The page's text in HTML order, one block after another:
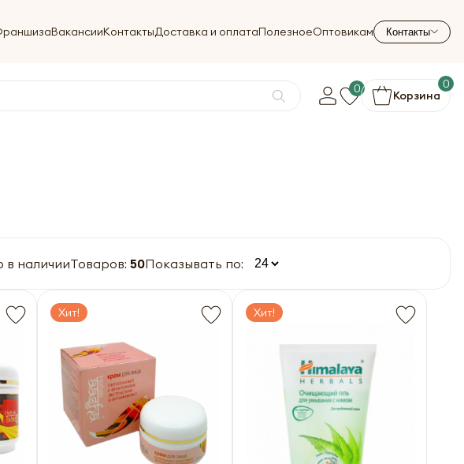
ВакансииКонтактыДоставка и оплатаПолезноеОптовикам Контакты
0 Корзина
0
в наличииТоваров: 50Показывать по:
Хит! Хит!